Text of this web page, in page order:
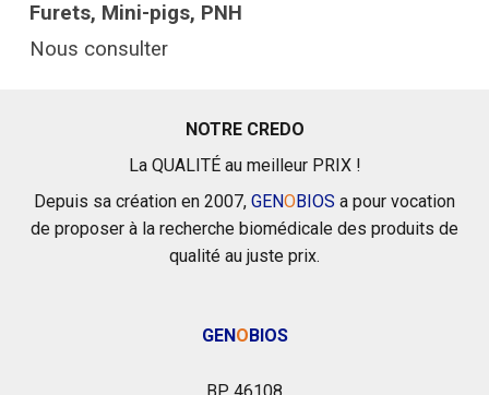
Furets, Mini-pigs, PNH
Nous consulter
NOTRE CREDO
La QUALITÉ au meilleur PRIX !
Depuis sa création en 2007, GENOBIOS a pour vocation
de proposer à la recherche biomédicale des produits de
qualité au juste prix.
GENOBIOS